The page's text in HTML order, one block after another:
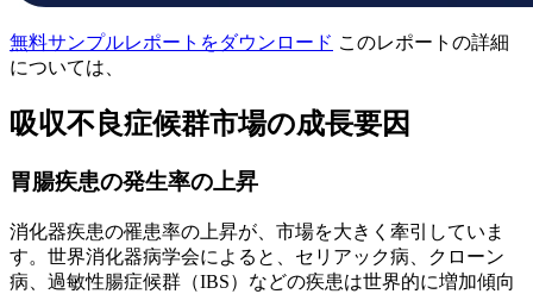
無料サンプルレポートをダウンロード このレポートの詳細
については、
吸収不良症候群市場の成長要因
胃腸疾患の発生率の上昇
消化器疾患の罹患率の上昇が、市場を大きく牽引していま
す。世界消化器病学会によると、セリアック病、クローン
病、過敏性腸症候群（IBS）などの疾患は世界的に増加傾向